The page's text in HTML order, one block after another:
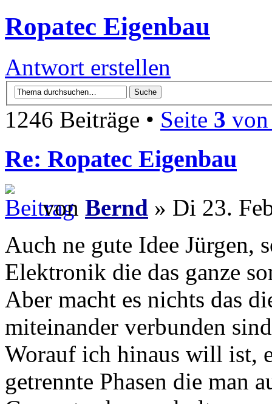
Ropatec Eigenbau
Antwort erstellen
1246 Beiträge • Seite 3
Re: Ropatec Eigenbau
von Bernd » Di 23.
Auch ne gute Idee Jürgen,
Elektronik die das ganze
Aber macht es nichts das
miteinander verbunden
Worauf ich hinaus will ist,
getrennte Phasen die man